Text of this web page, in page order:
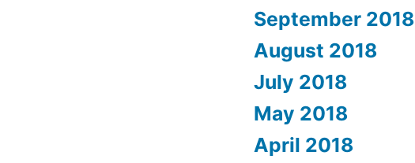
September 2018
August 2018
July 2018
May 2018
April 2018